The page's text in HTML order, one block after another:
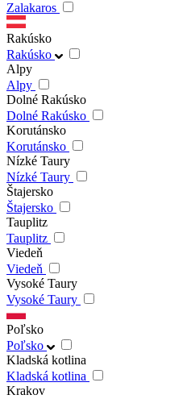
Zalakaros
Rakúsko
Rakúsko
Alpy
Alpy
Dolné Rakúsko
Dolné Rakúsko
Korutánsko
Korutánsko
Nízké Taury
Nízké Taury
Štajersko
Štajersko
Tauplitz
Tauplitz
Viedeň
Viedeň
Vysoké Taury
Vysoké Taury
Poľsko
Poľsko
Kladská kotlina
Kladská kotlina
Krakov